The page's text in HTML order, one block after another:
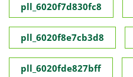
pll_6020f7d830fc8
pll_6020f8e7cb3d8
pll_6020fde827bff